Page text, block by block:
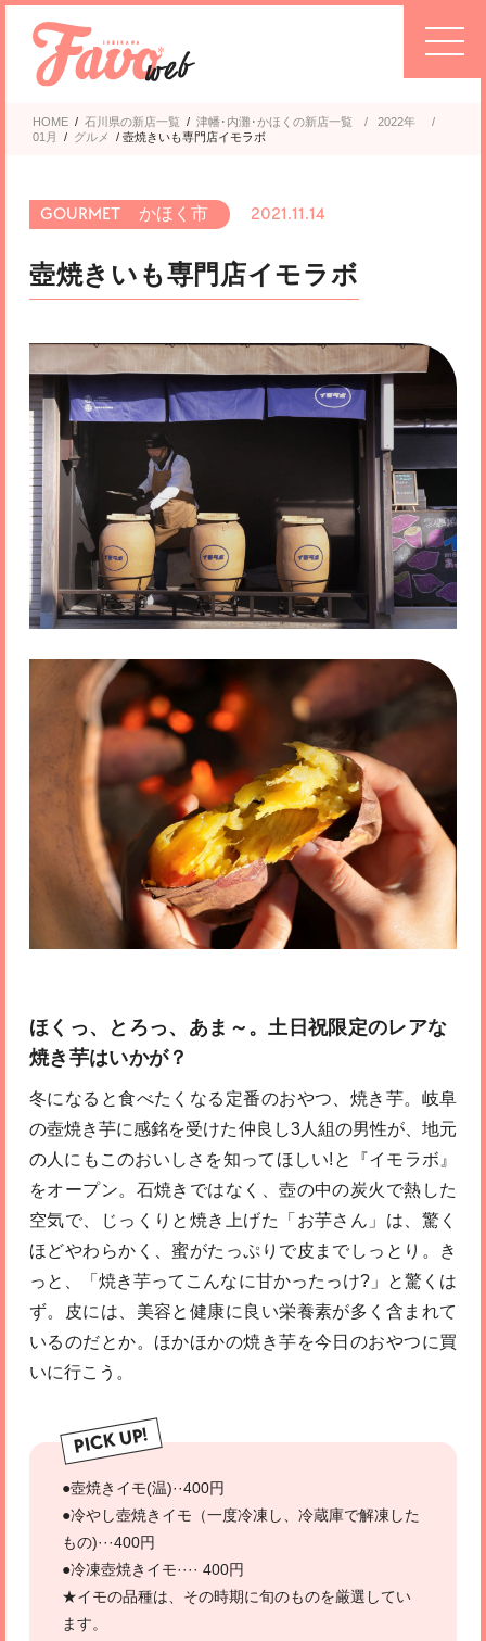
HOME / 石川県の新店一覧 / 津幡･内灘･かほく 2022年
/
01月
/ グルメ / 壺焼きいも専門店イモラボ
かほく市 2021.11.14
壺焼きいも専門店イモラボ
ほくっ、とろっ、あま～。土日祝限定のレアな
焼き芋はいかが？
冬になると食べたくなる定番のおやつ、焼き芋。岐阜
の壺焼き芋に感銘を受けた仲良し3人組の男性が、地元
の人にもこのおいしさを知ってほしい!と『イモラボ』
をオープン。石焼きではなく、壺の中の炭火で熱した
空気で、じっくりと焼き上げた「お芋さん」は、驚く
ほどやわらかく、蜜がたっぷりで皮までしっとり。き
っと、「焼き芋ってこんなに甘かったっけ?」と驚くは
ず。皮には、美容と健康に良い栄養素が多く含まれて
いるのだとか。ほかほかの焼き芋を今日のおやつに買
いに行こう。
PICK UP!
●壺焼きイモ(温)··400円
●冷やし壺焼きイモ（一度冷凍し、冷蔵庫で解凍した
もの)···400円
●冷凍壺焼きイモ···· 400円
★イモの品種は、その時期に旬のものを厳選してい
ます。